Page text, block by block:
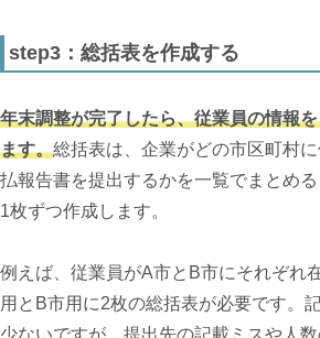
step3：総括表を作成する
年末調整が完了したら、従業員の情報
ます。総括表は、企業がどの市区町村
払報告書を提出するかを一覧でまとめ
1枚ずつ作成します。
例えば、従業員がA市とB市にそれぞれ
用とB市用に2枚の総括表が必要です。
少ないですが、提出先の記載ミスや人